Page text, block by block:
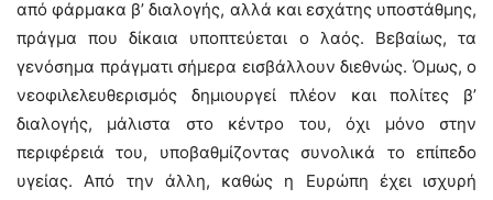
από φάρμακα β’ διαλογής, αλλά και εσχάτης υποστάθμης,
πράγμα που δίκαια υποπτεύεται ο λαός. Βεβαίως, τα
γενόσημα πράγματι σήμερα εισβάλλουν διεθνώς. Όμως, ο
νεοφιλελευθερισμός δημιουργεί πλέον και πολίτες β’
διαλογής, μάλιστα στο κέντρο του, όχι μόνο στην
περιφέρειά του, υποβαθμίζοντας συνολικά το επίπεδο
υγείας. Από την άλλη, καθώς η Ευρώπη έχει ισχυρή